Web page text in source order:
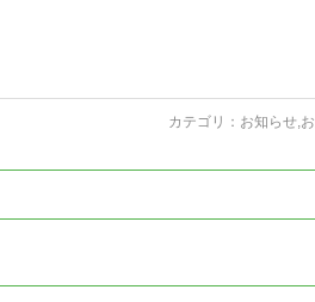
カテゴリ： お知らせ